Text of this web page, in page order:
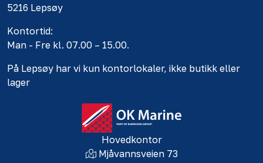
5216 Lepsøy
Kontortid:
Man - Fre kl. 07.00 – 15.00.
På Lepsøy har vi kun kontorlokaler, ikke butikk eller
lager
Hovedkontor
Mjåvannsveien 73